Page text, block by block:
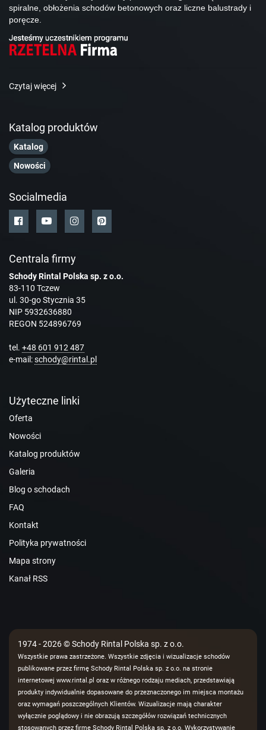
spiralne, obłożenia schodów betonowych oraz liczne balustrady i
poręcze.
Czytaj więcej
Katalog produktów
Katalog
Nowości
Socialmedia
Centrala firmy
Schody Rintal Polska sp. z o.o.
83-110 Tczew
ul. 30-go Stycznia 35
NIP 5932636880
REGON 524896769
tel. +48 601 912 487
e-mail:schody@rintal.pl
Użyteczne linki
Oferta
Nowości
Katalog produktów
Galeria
Blog o schodach
FAQ
Kontakt
Polityka prywatności
Mapa strony
Kanał RSS
1974 - 2026 © Schody Rintal Polska sp. z o.o.
Wszystkie prawa zastrzeżone. Wszystkie zdjęcia i wizualizacje schodów
publikowane przez firmę Schody Rintal Polska sp. z o.o. na stronie
internetowej www.rintal.pl oraz w różnego rodzaju mediach, przedstawiają
produkty indywidualnie dopasowane do przeznaczonego im miejsca montażu
oraz wymagań poszczególnych Klientów. Wizualizacje mają charakter
wyłącznie poglądowy i nie obrazują szczegółów rozwiązań technicznych
stosowanych przez firmę Schody Rintal Polska sp. z o.o. Wykorzystywanie